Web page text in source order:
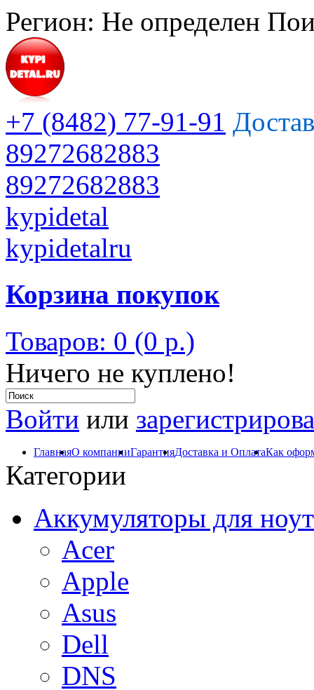
Регион: Не определен
+7 (8482) 77-91-91
89272682883
89272682883
kypidetal
kypidetalru
Корзина покупок
Товаров: 0 (0 р.)
Ничего не куплено!
Войти или
ГлавнаяО компанииГарантияДоставка и ОплатаКак
Категории
Аккумуляторы для
Acer
Apple
Asus
Dell
DNS